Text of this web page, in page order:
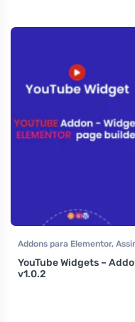
Addons para Elementor,
YouTube Widgets –
v1.0.2